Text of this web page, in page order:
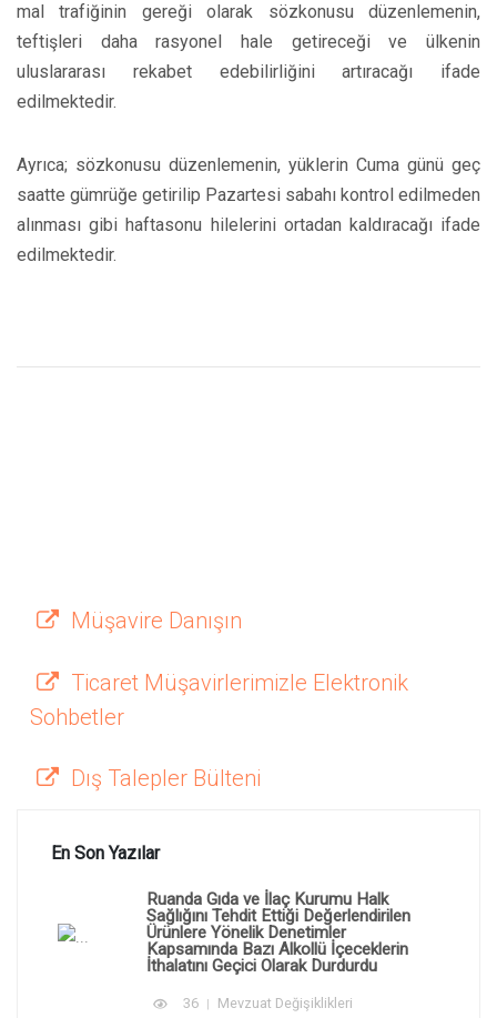
mal trafiğinin gereği olarak sözkonusu düzenlemenin,
teftişleri daha rasyonel hale getireceği ve ülkenin
uluslararası rekabet edebilirliğini artıracağı ifade
edilmektedir.
Ayrıca; sözkonusu düzenlemenin, yüklerin Cuma günü geç
saatte gümrüğe getirilip Pazartesi sabahı kontrol edilmeden
alınması gibi haftasonu hilelerini ortadan kaldıracağı ifade
edilmektedir.
Müşavire Danışın
Ticaret Müşavirlerimizle Elektronik
Sohbetler
Dış Talepler Bülteni
En Son Yazılar
Ruanda Gıda ve İlaç Kurumu Halk
Sağlığını Tehdit Ettiği Değerlendirilen
Ürünlere Yönelik Denetimler
Kapsamında Bazı Alkollü İçeceklerin
İthalatını Geçici Olarak Durdurdu
36 Mevzuat Değişiklikleri